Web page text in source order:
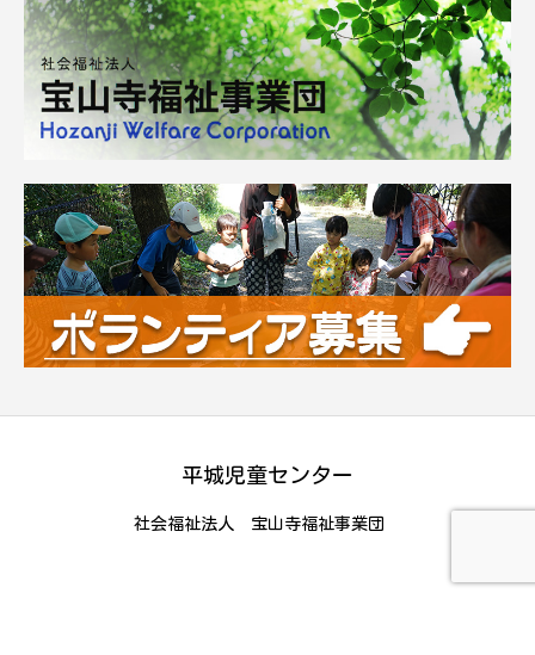
平城児童センター
社会福祉法人 宝山寺福祉事業団